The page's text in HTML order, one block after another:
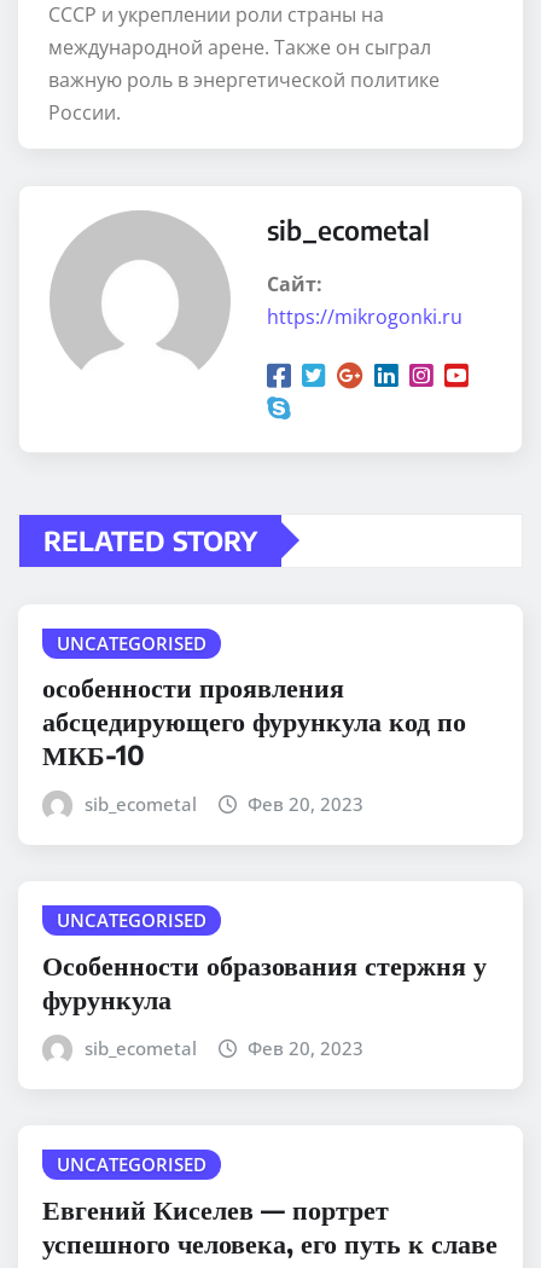
СССР и укреплении роли страны на
международной арене. Также он сыграл
важную роль в энергетической политике
России.
sib_ecometal
Сайт:
https://mikrogonki.ru
RELATED STORY
UNCATEGORISED
особенности проявления
абсцедирующего фурункула код по
МКБ-10
sib_ecometal Фев 20, 2023
UNCATEGORISED
Особенности образования стержня у
фурункула
sib_ecometal Фев 20, 2023
UNCATEGORISED
Евгений Киселев — портрет
успешного человека, его путь к славе